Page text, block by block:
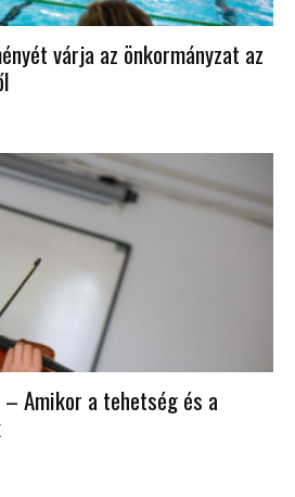
várja az önkormányzat az
Amikor a tehetség és a